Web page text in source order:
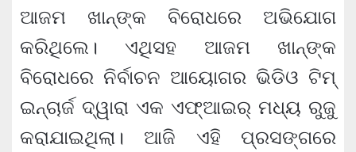
ଆଜମ ଖାନ୍‌ଙ୍କ ବିରୋଧରେ ଅଭିଯୋଗ
କରିଥିଲେ। ଏଥିସହ ଆଜମ ଖାନ୍‌ଙ୍କ
ବିରୋଧରେ ନିର୍ବାଚନ ଆୟୋଗର ଭିଡିଓ ଟିମ୍
ଇନ୍‌ଚାର୍ଜ ଦ୍ୱାରା ଏକ ଏଫ୍‌ଆଇର୍ ମଧ୍ୟ ରୁଜୁ
କରାଯାଇଥିଲା। ଆଜି ଏହି ପ୍ରସଙ୍ଗରେ